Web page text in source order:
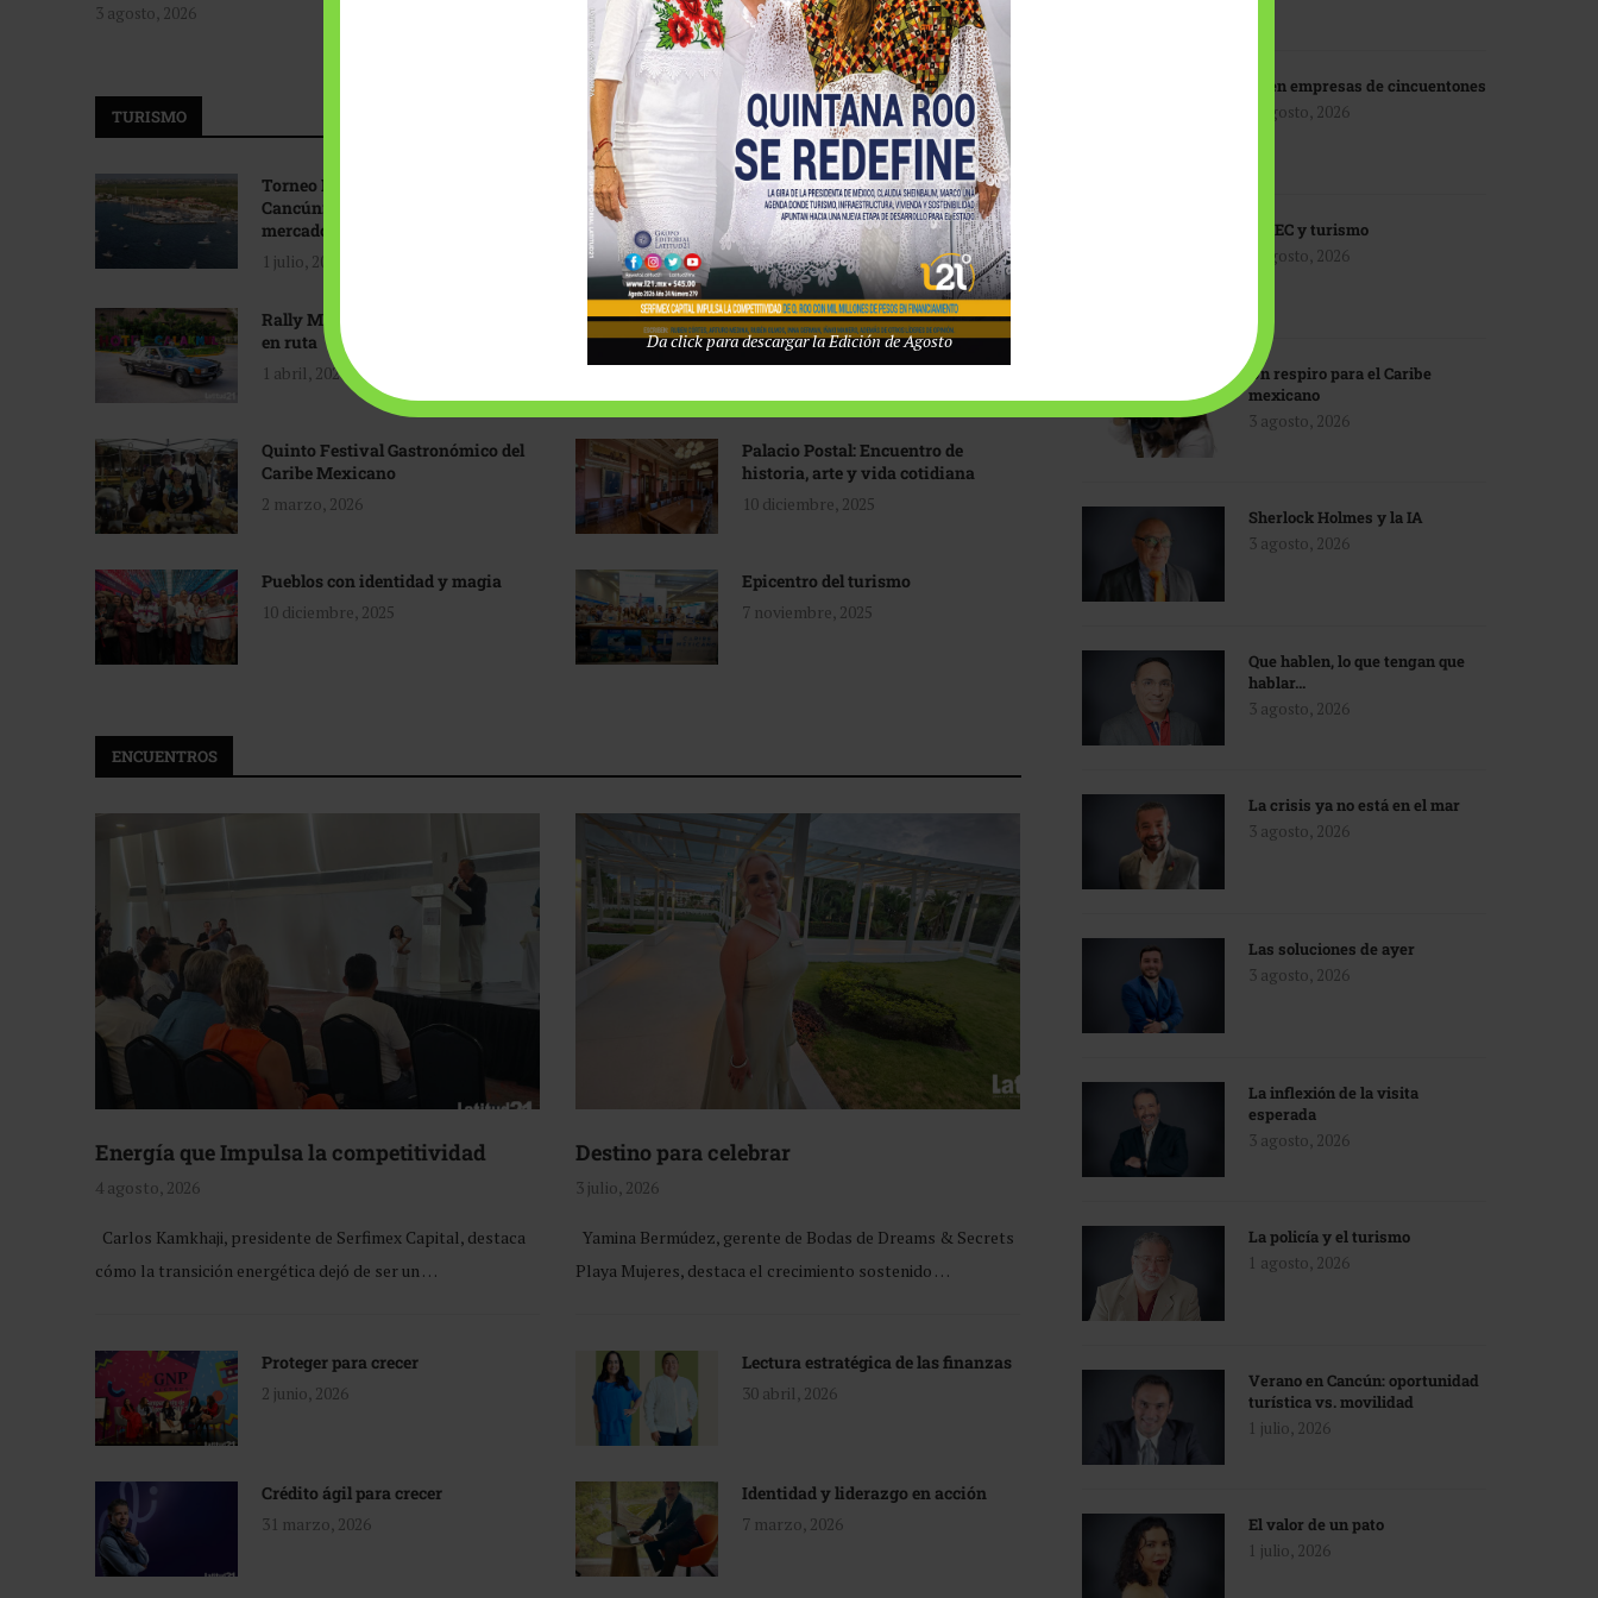
3 agosto, 2026
Tecnológico de Monterrey
3 agosto, 2026
TURISMO
Torneo Internacional de Pesca
Cancún: Navegando hacia nuevos
mercados
1 julio, 2026
Promoción turística con visión
1 abril, 2026
Rally Maya: Herencia automotriz
en ruta
1 abril, 2026
Industria global en
reconfiguración
31 marzo, 2026
Quinto Festival Gastronómico del
Caribe Mexicano
2 marzo, 2026
Palacio Postal: Encuentro de
historia, arte y vida cotidiana
10 diciembre, 2025
Pueblos con identidad y magia
10 diciembre, 2025
Epicentro del turismo
7 noviembre, 2025
ENCUENTROS
Energía que Impulsa la competitividad
4 agosto, 2026
Carlos Kamkhaji, presidente de Serfimex Capital, destaca
cómo la transición energética dejó de ser un …
Destino para celebrar
3 julio, 2026
Yamina Bermúdez, gerente de Bodas de Dreams & Secrets
Playa Mujeres, destaca el crecimiento sostenido …
Proteger para crecer
2 junio, 2026
Lectura estratégica de las finanzas
30 abril, 2026
Crédito ágil para crecer
31 marzo, 2026
Identidad y liderazgo en acción
7 marzo, 2026
IA en empresas de cincuentones
3 agosto, 2026
TMEC y turismo
3 agosto, 2026
Un respiro para el Caribe
mexicano
3 agosto, 2026
Sherlock Holmes y la IA
3 agosto, 2026
Que hablen, lo que tengan que
hablar…
3 agosto, 2026
La crisis ya no está en el mar
3 agosto, 2026
Las soluciones de ayer
3 agosto, 2026
La inflexión de la visita
esperada
3 agosto, 2026
La policía y el turismo
1 agosto, 2026
Verano en Cancún: oportunidad
turística vs. movilidad
1 julio, 2026
El valor de un pato
1 julio, 2026
Da click para descargar la Edición de Agosto